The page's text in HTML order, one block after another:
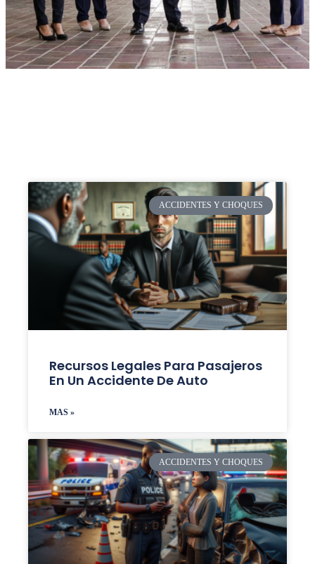
ACCIDENTES Y CHOQUES
Recursos Legales Para Pasajeros
En Un Accidente De Auto
MAS »
ACCIDENTES Y CHOQUES